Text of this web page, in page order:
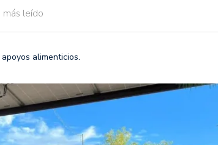
más leído
alimenticios.